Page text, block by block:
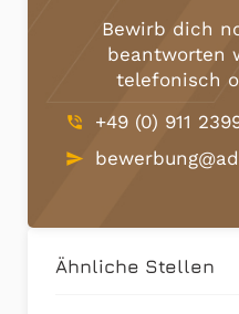
Ähnliche Stellen
Bewirb dich
beantworten
telefonisch
phone_in_talk +49 (0) 911
send